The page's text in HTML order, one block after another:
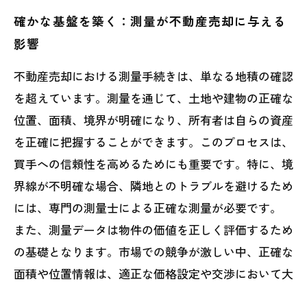
確かな基盤を築く：測量が不動産売却に与える
影響
不動産売却における測量手続きは、単なる地積の確認
を超えています。測量を通じて、土地や建物の正確な
位置、面積、境界が明確になり、所有者は自らの資産
を正確に把握することができます。このプロセスは、
買手への信頼性を高めるためにも重要です。特に、境
界線が不明確な場合、隣地とのトラブルを避けるため
には、専門の測量士による正確な測量が必要です。
また、測量データは物件の価値を正しく評価するため
の基礎となります。市場での競争が激しい中、正確な
面積や位置情報は、適正な価格設定や交渉において大